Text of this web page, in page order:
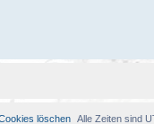
Alle Zeiten sind
löschen